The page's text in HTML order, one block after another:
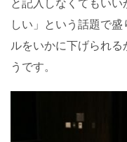
しい」という話題で
ルをいかに下げられ
うです。